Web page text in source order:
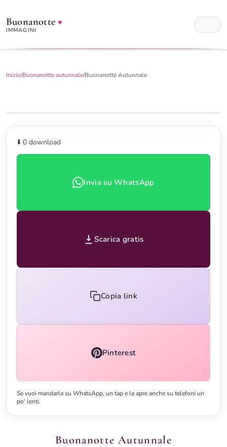
Buonanotte♥
IMMAGINI
Inizio/Buonanotte autunnale/Buonanotte Autunnale
⬇️ 0 download
Invia su WhatsApp
Scarica gratis
Copia link
Pinterest
Se vuoi mandarla su WhatsApp, un tap e la apre anche su telefoni un
po' lenti.
Buonanotte Autunnale